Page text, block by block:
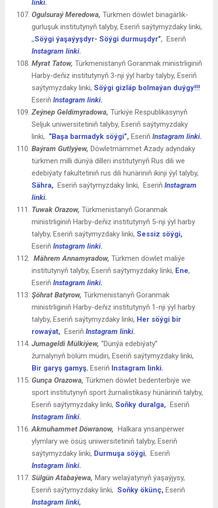
linki.
Ogulsuraý Meredowa, Türkmen döwlet binagärlik-
gurluşuk institutynyň talyby, Eseriň saýtymyzdaky linki,
,,Söýgi ýaşaýyşdyr- Söýgi durmuşdyr”, Eseriň
Instagram linki.
Myrat Tatow, Türkmenistanyň Goranmak ministrliginiň
Harby-deňiz institutynyň 3-nji ýyl harby talyby, Eseriň
saýtymyzdaky linki, Söýgi gizläp bolmaýan duýgy!!!
Eseriň Instagram linki.
Zeýnep Geldimyradowa, Türkiýe Respublikasynyň
Seljuk uniwersitetiniň talyby, Eseriň saýtymyzdaky
linki, “Başa barmadyk söýgi”, Eseriň Instagram linki.
Baýram Gutlyýew, Döwletmämmet Azady adyndaky
türkmen milli dünýä dilleri institutynyň Rus dili we
edebiýaty fakultetiniň rus dili hünäriniň ikinji ýyl talyby,
Sähra, Eseriň saýtymyzdaky linki, Eseriň Instagram
linki.
Tuwak Orazow, Türkmenistanyň Goranmak
ministrliginiň Harby-deňiz institutynyň 5-nji ýyl harby
talyby, Eseriň saýtymyzdaky linki, Sessiz söýgi,
Eseriň Instagram linki.
Mährem Annamyradow, Türkmen döwlet maliýe
institutynyň talyby, Eseriň saýtymyzdaky linki, Ene,
Eseriň Instagram linki.
Şöhrat Batyrow, Türkmenistanyň Goranmak
ministrliginiň Harby-deňiz institutynyň 1-nji ýyl harby
talyby, Eseriň saýtymyzdaky linki, Her söýgi bir
rowaýat, Eseriň Instagram linki.
Jumageldi Mülkiýew, “Dünýä edebiýaty”
žurnalynyň bölüm müdiri, Eseriň saýtymyzdaky linki,
Bir garyş gamyş, Eseriň Instagram linki.
Gunça Orazowa, Türkmen döwlet bedenterbiýe we
sport institutynyň sport žurnalistikasy hünäriniň talyby,
Eseriň saýtymyzdaky linki, Soňky duralga, Eseriň
Instagram linki.
Akmuhammet Döwranow, Halkara ynsanperwer
ylymlary we ösüş uniwersitetiniň talyby, Eseriň
saýtymyzdaky linki, Durmuşa söýgi, Eseriň
Instagram linki.
Sülgün Atabaýewa, Mary welaýatynyň ýaşaýjysy,
Eseriň saýtymyzdaky linki, Soňky ökünç, Eseriň
Instagram linki,